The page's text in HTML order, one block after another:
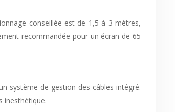
conseillée est de 1,5 à 3 mètres,
recommandée pour un écran de 65
système de gestion des câbles intégré.
inesthétique.